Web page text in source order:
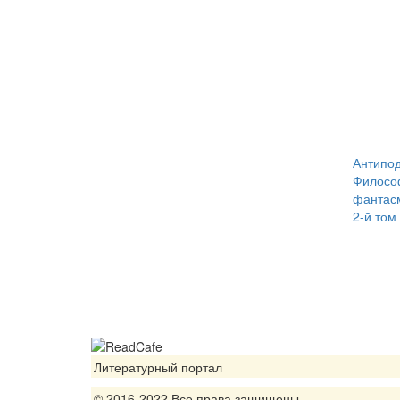
2-й том
Литературный портал